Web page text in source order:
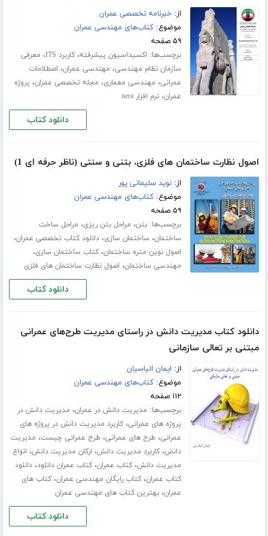
از:خبرنامه تخصصی عمران
موضوع:کتاب‌های مهندسی عمران
۵۹ صفحه
برچسب‌ها: اکسیداسیون پیشرفته،کاربرد ITS ، معرفی
سازمان نظام مهندسی، مهندسی عمران، اصطلاحات
عمرانی، مهندسی معماری، مجله تخصصی عمران، پروژه
عمران،نرم افزار nera
دانلود کتاب
اصول نظارت ساختمان های فلزی، بتنی و سنتی (ناظر حرفه ای 1)
از:نوید سلیمانی پور
موضوع:کتاب‌های مهندسی عمران
۵۹ صفحه
برچسب‌ها:بتن، مراحل بتن ریزی، مراحل ساخت
ساختمان، ساختمان سازی،دانلود کتاب تخصصی عمران،
اصول نوین متره ساختمان،کتاب ساختمان سازی،
مهندسی ساختمان، اصول نظارت ساختمان های فلزی
دانلود کتاب
دانلود کتاب مدیریت دانش در راستای مدیریت طرح‌های عمرانی
مبتنی بر تعالی سازمانی
از: ایمان الیاسیان
موضوع:کتاب‌های مهندسی عمران
۱۱۲ صفحه
برچسب‌ها: مدیریت دانش در عمران، مدیریت دانش در
پروژه های عمرانی،کاربرد مدیریت دانش در پروژه های
عمرانی، طرح های عمرانی، طرح عمرانی چیست، مدیریت
دانش،کاربرد مدیریت دانش، ارکان مدیریت دانش، انواع
مدیریت دانش،کتاب عمران،کتاب عمران دانلود،دانلود
کتاب عمران،کتاب رایگان مهندسی عمران،کتاب های
عمران،بهترین کتاب های مهندسی عمران
دانلود کتاب